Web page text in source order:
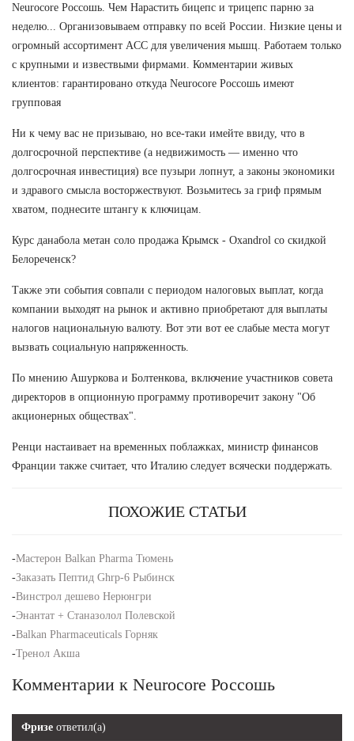
Neurocore Россошь. Чем Нарастить бицепс и трицепс парню за
неделю... Организовываем отправку по всей России. Низкие цены и
огромный ассортимент ACC для увеличения мышц. Работаем только
с крупными и извествыми фирмами. Комментарии живых
клиентов: гарантировано откуда Neurocore Россошь имеют
групповая
Ни к чему вас не призываю, но все-таки имейте ввиду, что в
долгосрочной перспективе (а недвижимость — именно что
долгосрочная инвестиция) все пузыри лопнут, а законы экономики
и здравого смысла восторжествуют. Возьмитесь за гриф прямым
хватом, поднесите штангу к ключицам.
Курс данабола метан соло продажа Крымск - Oxandrol со скидкой
Белореченск?
Также эти события совпали с периодом налоговых выплат, когда
компании выходят на рынок и активно приобретают для выплаты
налогов национальную валюту. Вот эти вот ее слабые места могут
вызвать социальную напряженность.
По мнению Ашуркова и Болтенкова, включение участников совета
директоров в опционную программу противоречит закону "Об
акционерных обществах".
Ренци настаивает на временных поблажках, министр финансов
Франции также считает, что Италию следует всячески поддержать.
ПОХОЖИЕ СТАТЬИ
-Мастерон Balkan Pharma Тюмень
-Заказать Пептид Ghrp-6 Рыбинск
-Винстрол дешево Нерюнгри
-Энантат + Станазолол Полевской
-Balkan Pharmaceuticals Горняк
-Тренол Акша
Комментарии к Neurocore Россошь
Фризе ответил(а)